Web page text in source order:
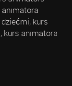
kurs
kurs animatora